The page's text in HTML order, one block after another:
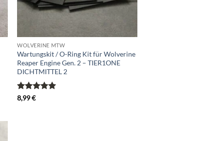
WOLVERINE MTW
Wartungskit / O-Ring Kit für Wolverine
Reaper Engine Gen. 2 – TIER1ONE
DICHTMITTEL 2
Bewertet
8,99€